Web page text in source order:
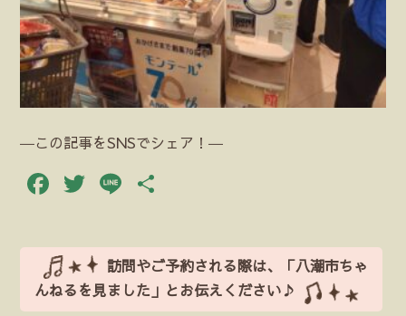
―この記事をSNSでシェア！―
Facebook
Twitter
Line
訪問やご予約される際は、「八潮市ちゃ
んねるを見ました」とお伝えください♪